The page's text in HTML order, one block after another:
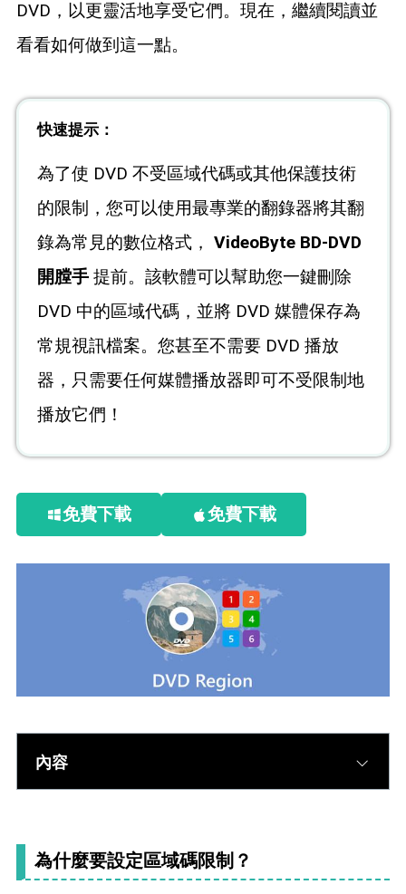
DVD，以更靈活地享受它們。現在，繼續閱讀並
看看如何做到這一點。
快速提示：
為了使 DVD 不受區域代碼或其他保護技術
的限制，您可以使用最專業的翻錄器將其翻
錄為常見的數位格式， VideoByte BD-DVD
開膛手提前。該軟體可以幫助您一鍵刪除
DVD 中的區域代碼，並將 DVD 媒體保存為
常規視訊檔案。您甚至不需要 DVD 播放
器，只需要任何媒體播放器即可不受限制地
播放它們！
免費下載 免費下載
內容
為什麼要設定區域碼限制？